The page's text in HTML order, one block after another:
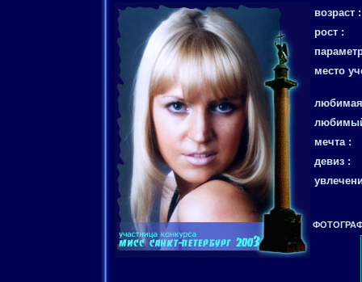
возраст :
рост :
место
любимая
мечта :
девиз :